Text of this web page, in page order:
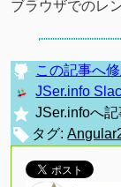
ブラウザでのレ
この記事へ
JSer.info
JSer.infoへ
タグ: